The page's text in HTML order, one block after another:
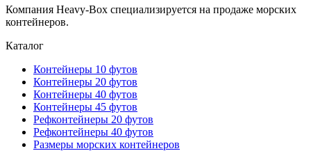
Компания Heavy-Box специализируется на продаже морских
контейнеров.
Каталог
Контейнеры 10 футов
Контейнеры 20 футов
Контейнеры 40 футов
Контейнеры 45 футов
Рефконтейнеры 20 футов
Рефконтейнеры 40 футов
Размеры морских контейнеров